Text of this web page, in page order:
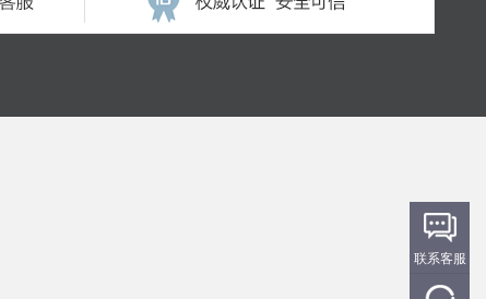
联系客服